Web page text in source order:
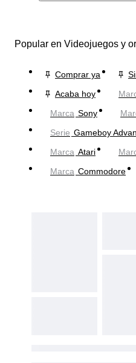
Popular en Videojuegos y
Comprar ya
Acaba hoy
Marca Sony
Serie Gameboy
Marca Atari
Marca Commodore